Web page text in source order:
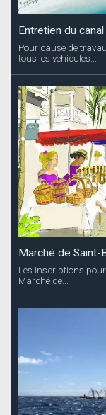
Entretien du
Pour cause de
tous les véhicules...
Marché de Saint-
Les inscriptions pour
Marché de...